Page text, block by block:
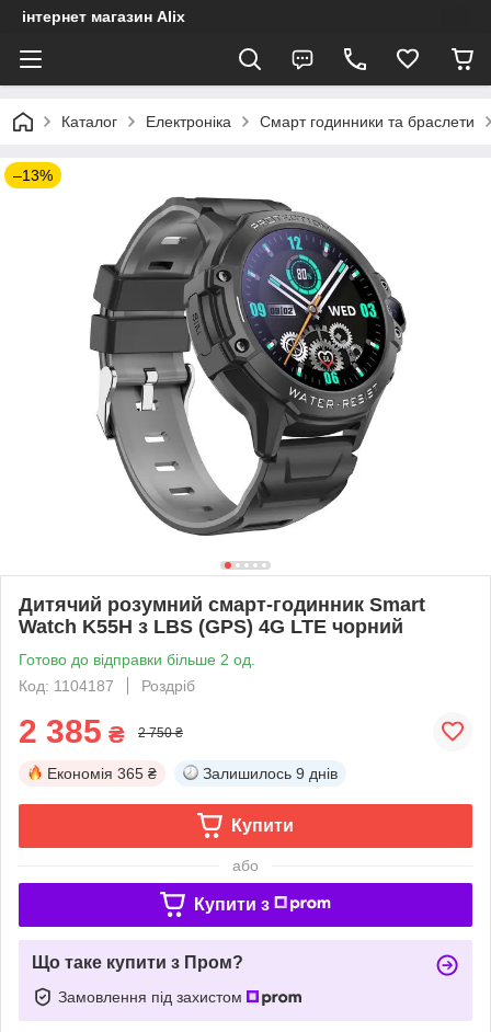
інтернет магазин Alix
Каталог Електроніка Смарт годинники та браслети
–13%
Дитячий розумний смарт-годинник Smart
Watch K55H з LBS (GPS) 4G LTE чорний
Готово до відправки більше 2 од.
Код: 1104187
Роздріб
2 385 ₴ 2 750 ₴
Економія 365 ₴ Залишилось 9 днів
Купити
або
Купити з
Що таке купити з Пром?
Замовлення під захистом